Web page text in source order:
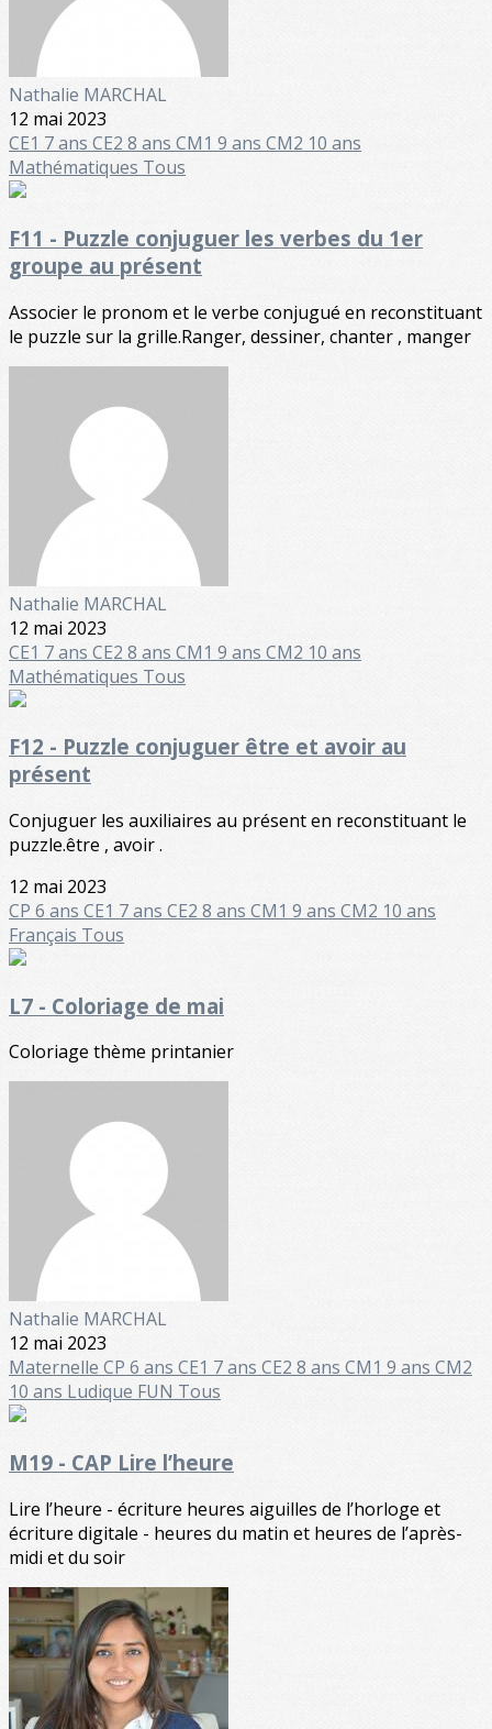
Nathalie MARCHAL
12 mai 2023
CE1 7 ans CE2 8 ans CM1 9 ans CM2 10 ans
Mathématiques Tous
F11 - Puzzle conjuguer les verbes du 1er
groupe au présent
Associer le pronom et le verbe conjugué en reconstituant
le puzzle sur la grille.Ranger, dessiner, chanter , manger
Nathalie MARCHAL
12 mai 2023
CE1 7 ans CE2 8 ans CM1 9 ans CM2 10 ans
Mathématiques Tous
F12 - Puzzle conjuguer être et avoir au
présent
Conjuguer les auxiliaires au présent en reconstituant le
puzzle.être , avoir .
12 mai 2023
CP 6 ans CE1 7 ans CE2 8 ans CM1 9 ans CM2 10 ans
Français Tous
L7 - Coloriage de mai
Coloriage thème printanier
Nathalie MARCHAL
12 mai 2023
Maternelle CP 6 ans CE1 7 ans CE2 8 ans CM1 9 ans CM2
10 ans Ludique FUN Tous
M19 - CAP Lire l’heure
Lire l’heure - écriture heures aiguilles de l’horloge et
écriture digitale - heures du matin et heures de l’après-
midi et du soir